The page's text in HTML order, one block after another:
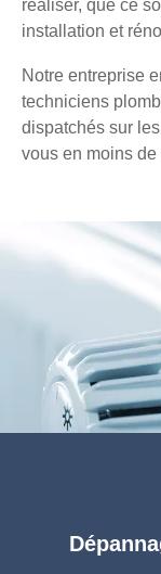
réaliser, que ce
installation et
Notre entreprise
techniciens
dispatchés sur
vous en moins